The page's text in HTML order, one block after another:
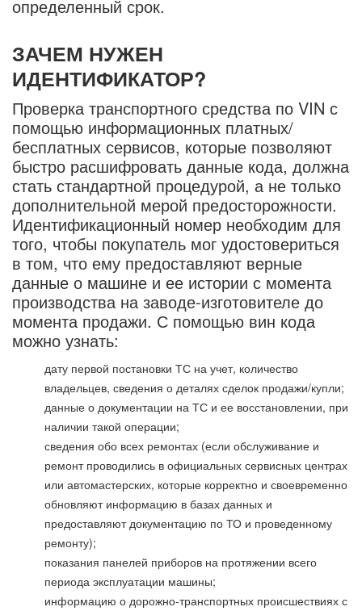
определенный срок.
ЗАЧЕМ НУЖЕН
ИДЕНТИФИКАТОР?
Проверка транспортного средства по VIN с
помощью информационных платных/
бесплатных сервисов, которые позволяют
быстро расшифровать данные кода, должна
стать стандартной процедурой, а не только
дополнительной мерой предосторожности.
Идентификационный номер необходим для
того, чтобы покупатель мог удостовериться
в том, что ему предоставляют верные
данные о машине и ее истории с момента
производства на заводе-изготовителе до
момента продажи. С помощью вин кода
можно узнать:
дату первой постановки ТС на учет, количество
владельцев, сведения о деталях сделок продажи/купли;
данные о документации на ТС и ее восстановлении, при
наличии такой операции;
сведения обо всех ремонтах (если обслуживание и
ремонт проводились в официальных сервисных центрах
или автомастерских, которые корректно и своевременно
обновляют информацию в базах данных и
предоставляют документацию по ТО и проведенному
ремонту);
показания панелей приборов на протяжении всего
периода эксплуатации машины;
информацию о дорожно-транспортных происшествиях с